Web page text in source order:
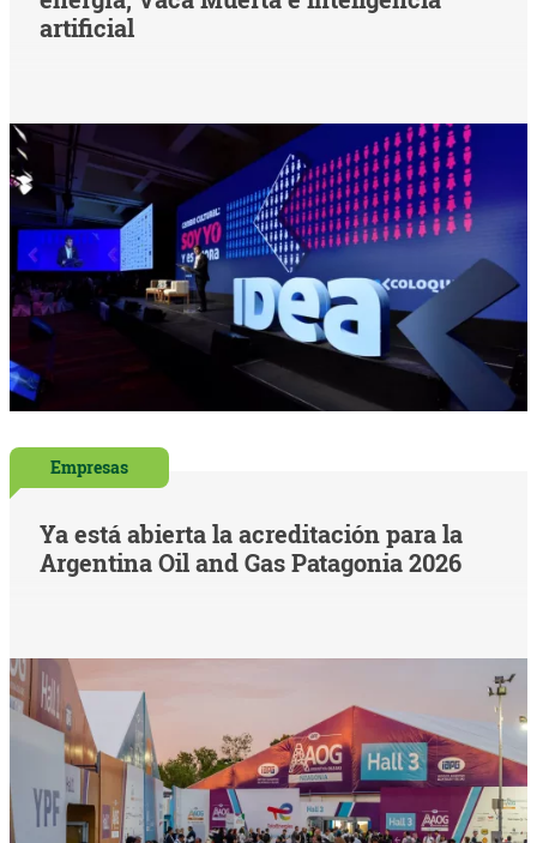
artificial
Empresas
Ya está abierta la acreditación para la
Argentina Oil and Gas Patagonia 2026